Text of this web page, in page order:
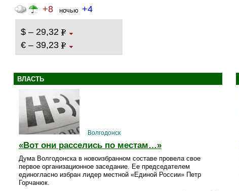
+8 ночью +4
$ – 29,32
€ – 39,23
ВЛАСТЬ
Волгодонск
«Вот они расселись по местам…»
Дума Волгодонска в новоизбранном составе провела свое
первое организационное заседание. Ее председателем
единогласно избран лидер местной «Единой России» Петр
Горчанюк.